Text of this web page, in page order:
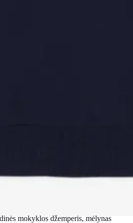
mokyklos džemperis, mėlynas